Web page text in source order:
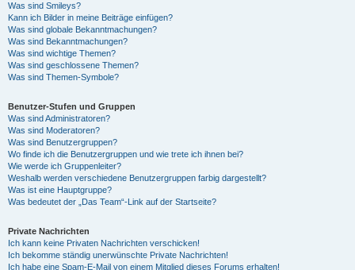
Was sind Smileys?
Kann ich Bilder in meine Beiträge einfügen?
Was sind globale Bekanntmachungen?
Was sind Bekanntmachungen?
Was sind wichtige Themen?
Was sind geschlossene Themen?
Was sind Themen-Symbole?
Benutzer-Stufen und Gruppen
Was sind Administratoren?
Was sind Moderatoren?
Was sind Benutzergruppen?
Wo finde ich die Benutzergruppen und wie trete ich ihnen bei?
Wie werde ich Gruppenleiter?
Weshalb werden verschiedene Benutzergruppen farbig dargestellt?
Was ist eine Hauptgruppe?
Was bedeutet der „Das Team“-Link auf der Startseite?
Private Nachrichten
Ich kann keine Privaten Nachrichten verschicken!
Ich bekomme ständig unerwünschte Private Nachrichten!
Ich habe eine Spam-E-Mail von einem Mitglied dieses Forums erhalten!